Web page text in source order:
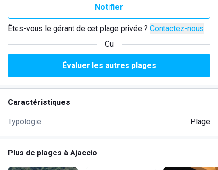
Notifier
Êtes-vous le gérant de cet plage privée ? Contactez-nous
Ou
Évaluer les autres plages
Caractéristiques
Typologie Plage
Plus de plages à Ajaccio